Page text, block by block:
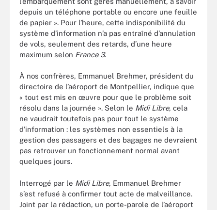
depuis un téléphone portable ou encore une feuille
de papier ». Pour l’heure, cette indisponibilité du
système d’information n’a pas entraîné d’annulation
de vols, seulement des retards, d’une heure
maximum selon France 3.
À nos confrères, Emmanuel Brehmer, président du
directoire de l’aéroport de Montpellier, indique que
« tout est mis en œuvre pour que le problème soit
résolu dans la journée ». Selon le Midi Libre, cela
ne vaudrait toutefois pas pour tout le système
d’information : les systèmes non essentiels à la
gestion des passagers et des bagages ne devraient
pas retrouver un fonctionnement normal avant
quelques jours.
Interrogé par le Midi Libre, Emmanuel Brehmer
s’est refusé à confirmer tout acte de malveillance.
Joint par la rédaction, un porte-parole de l’aéroport